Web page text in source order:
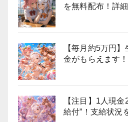
を無料配布！詳
【毎月約5万円
金がもらえます！
【注目】1人現
給付”！支給状況